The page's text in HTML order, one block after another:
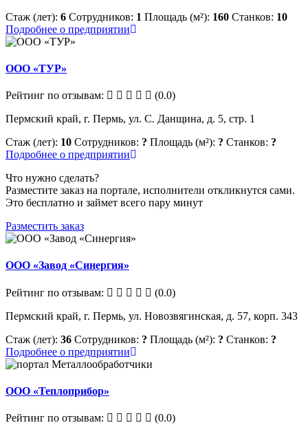
Стаж (лет): 6 Сотрудников: 1 Площадь (м²): 160 Станков: 10
Подробнее о предприятии
ООО «ТУР»
Рейтинг по отзывам:
(0.0)
Пермский край, г. Пермь, ул. С. Данщина, д. 5, стр. 1
Стаж (лет): 10 Сотрудников: ? Площадь (м²): ? Станков: ?
Подробнее о предприятии
Что нужно сделать?
Разместите заказ на портале, исполнители откликнутся сами.
Это бесплатно и займет всего пару минут
Разместить заказ
ООО «Завод «Синергия»
Рейтинг по отзывам:
(0.0)
Пермский край, г. Пермь, ул. Новозвягинская, д. 57, корп. 343
Стаж (лет): 36 Сотрудников: ? Площадь (м²): ? Станков: ?
Подробнее о предприятии
ООО «Теплоприбор»
Рейтинг по отзывам:
(0.0)